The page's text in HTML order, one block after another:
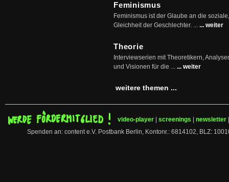
Feminismus
Feminismus ist der Glaube an die
Gleichheit der Geschlechter. ... ... weiter
Theorie
Interviewserien mit Theoretikern,
und Visionen für die ... ... weiter
weitere themen ...
video-player screenings newsletter
Spenden an: content e.V. Postbank Berlin, Kontonr.: 6814102, BLZ: